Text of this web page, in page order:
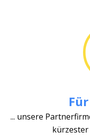
... unsere